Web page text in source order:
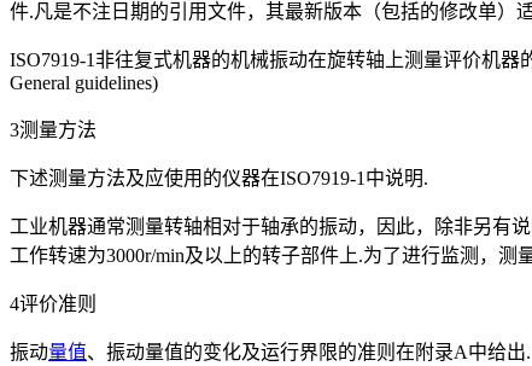
件.凡是不注日期的引用文件，其最新版本（包括的修改单）
ISO7919-1非往复式机器的机械振动在旋转轴上测量评价机器的
General guidelines)
3测量方法
下述测量方法及应使用的仪器在ISO7919-1中说明.
工业机器通常测量转轴相对于轴承的振动，因此，除非另有
工作转速为3000r/min及以上的转子部件上.为了进行监测，
4评价准则
振动量值、振动量值的变化及运行界限的准则在附录A中给出.